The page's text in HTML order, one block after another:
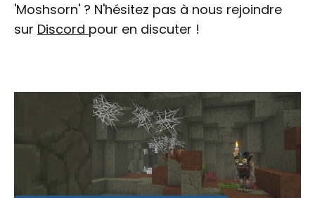
'Moshsorn' ? N'hésitez pas à nous rejoindre
sur Discord pour en discuter !